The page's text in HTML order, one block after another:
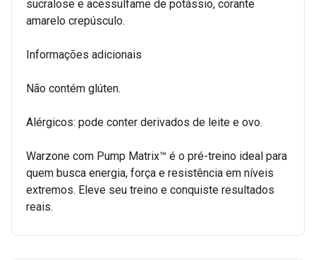
sucralose e acessulfame de potássio, corante
amarelo crepúsculo.
Informações adicionais
Não contém glúten.
Alérgicos: pode conter derivados de leite e ovo.
Warzone com Pump Matrix™ é o pré-treino ideal para
quem busca energia, força e resistência em níveis
extremos. Eleve seu treino e conquiste resultados
reais.